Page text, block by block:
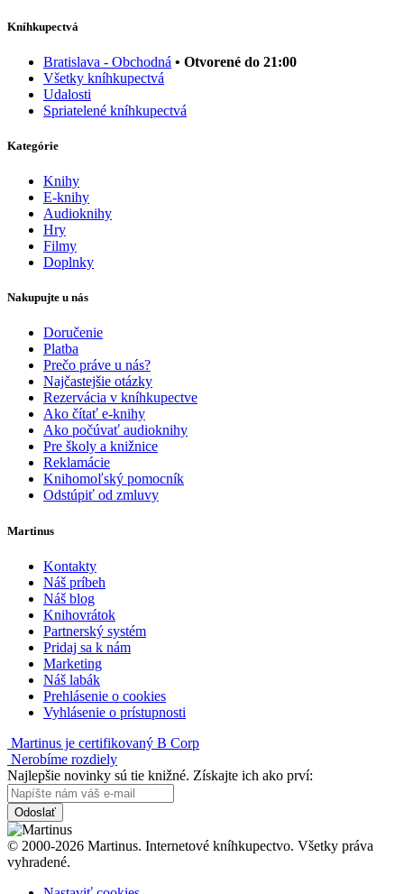
Kníhkupectvá
Bratislava - Obchodná • Otvorené do 21:00
Všetky kníhkupectvá
Udalosti
Spriatelené kníhkupectvá
Kategórie
Knihy
E-knihy
Audioknihy
Hry
Filmy
Doplnky
Nakupujte u nás
Doručenie
Platba
Prečo práve u nás?
Najčastejšie otázky
Rezervácia v kníhkupectve
Ako čítať e-knihy
Ako počúvať audioknihy
Pre školy a knižnice
Reklamácie
Knihomoľský pomocník
Odstúpiť od zmluvy
Martinus
Kontakty
Náš príbeh
Náš blog
Knihovrátok
Partnerský systém
Pridaj sa k nám
Marketing
Náš labák
Prehlásenie o cookies
Vyhlásenie o prístupnosti
Martinus je certifikovaný B Corp
Nerobíme rozdiely
Najlepšie novinky sú tie knižné. Získajte ich ako prví:
Odoslať
© 2000-2026 Martinus. Internetové kníhkupectvo. Všetky práva
vyhradené.